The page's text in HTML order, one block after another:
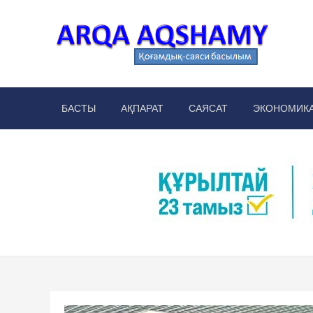
БАСТЫ АҚПАРАТ САЯСАТ